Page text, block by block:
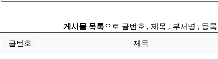
게시물 목록으로 글번호 , 제목 , 부서명 , 등
글번호 제목